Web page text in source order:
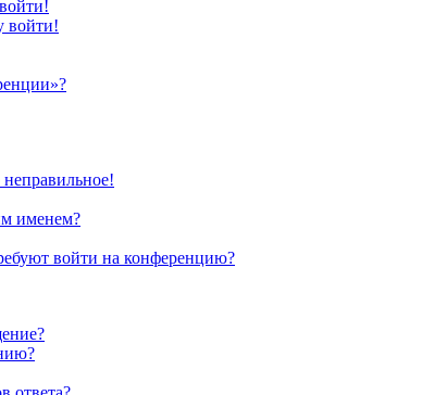
войти!
именем?
войти на конференцию?